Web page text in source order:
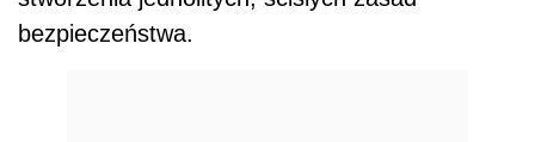
bezpieczeństwa.